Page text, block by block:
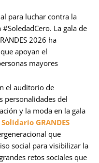
para luchar contra la
La gala de
2026 ha
apoyan el
mayores
el auditorio de
personalidades del
y la moda en la gala
GRANDES
que
social para visibilizar la
retos sociales que